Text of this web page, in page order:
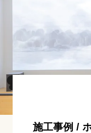
施工事例 /